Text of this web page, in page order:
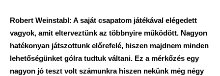
Robert Weinstabl: A saját csapatom játékával elégedett
vagyok, amit elterveztünk az többnyire működött. Nagyon
hatékonyan játszottunk előrefelé, hiszen majdnem minden
lehetőségünket gólra tudtuk váltani. Ez a mérkőzés egy
nagyon jó teszt volt számunkra hiszen nekünk még négy